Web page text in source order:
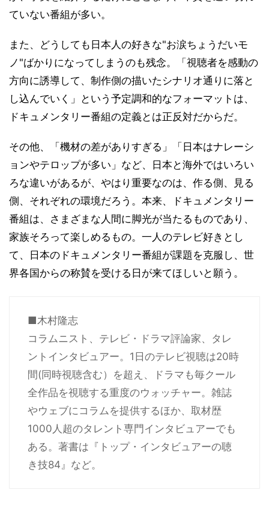
ていない番組が多い。
また、どうしても日本人の好きな"お涙ちょうだいモ
ノ"ばかりになってしまうのも残念。「視聴者を感動の
方向に誘導して、制作側の描いたシナリオ通りに落と
し込んでいく」という予定調和的なフォーマットは、
ドキュメンタリー番組の定義とは正反対だからだ。
その他、「機材の差がありすぎる」「日本はナレーシ
ョンやテロップが多い」など、日本と海外ではいろい
ろな違いがあるが、やはり重要なのは、作る側、見る
側、それぞれの環境だろう。本来、ドキュメンタリー
番組は、さまざまな人間に脚光が当たるものであり、
家族そろって楽しめるもの。一人のテレビ好きとし
て、日本のドキュメンタリー番組が課題を克服し、世
界各国からの称賛を受ける日が来てほしいと願う。
■木村隆志
コラムニスト、テレビ・ドラマ評論家、タレ
ントインタビュアー。1日のテレビ視聴は20時
間(同時視聴含む）を超え、ドラマも毎クール
全作品を視聴する重度のウォッチャー。雑誌
やウェブにコラムを提供するほか、取材歴
1000人超のタレント専門インタビュアーでも
ある。著書は『トップ・インタビュアーの聴
き技84』など。